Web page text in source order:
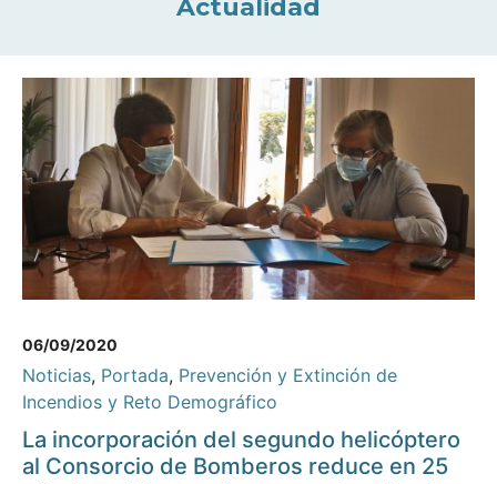
Actualidad
06/09/2020
Noticias, Portada, Prevención y Extinción de
Incendios y Reto Demográfico
La incorporación del segundo helicóptero
al Consorcio de Bomberos reduce en 25